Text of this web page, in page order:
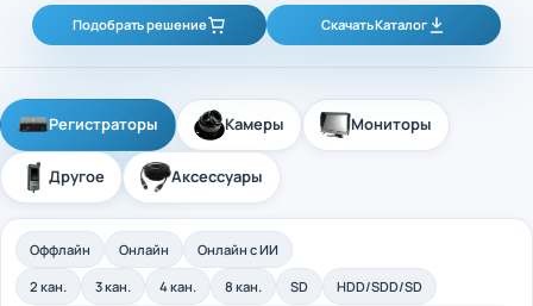
Подобрать решение Скачать Каталог
Оффлайн Онлайн Онлайн с ИИ
3 кан. 4 кан. SD HDD/SDD/SD